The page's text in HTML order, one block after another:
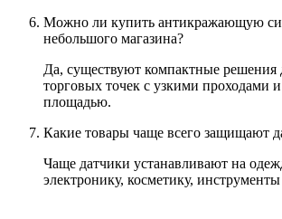
Можно ли купить антикражающую
небольшого магазина?
Да, существуют компактные решения
торговых точек с узкими проходами
площадью.
Какие товары чаще всего защищают
Чаще датчики устанавливают на
электронику, косметику,